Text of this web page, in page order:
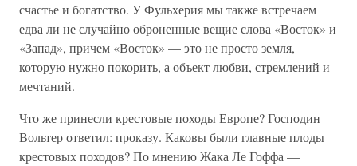
счастье и богатство. У Фульхерия мы также встречаем
едва ли не случайно оброненные вещие слова «Восток» и
«Запад», причем «Восток» — это не просто земля,
которую нужно покорить, а объект любви, стремлений и
мечтаний.
Что же принесли крестовые походы Европе? Господин
Вольтер ответил: проказу. Каковы были главные плоды
крестовых походов? По мнению Жака Ле Гоффа —